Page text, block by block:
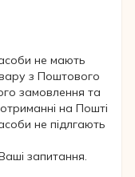
не мають
з Поштового
замовлення та
на Пошті
не підлгають
запитання.